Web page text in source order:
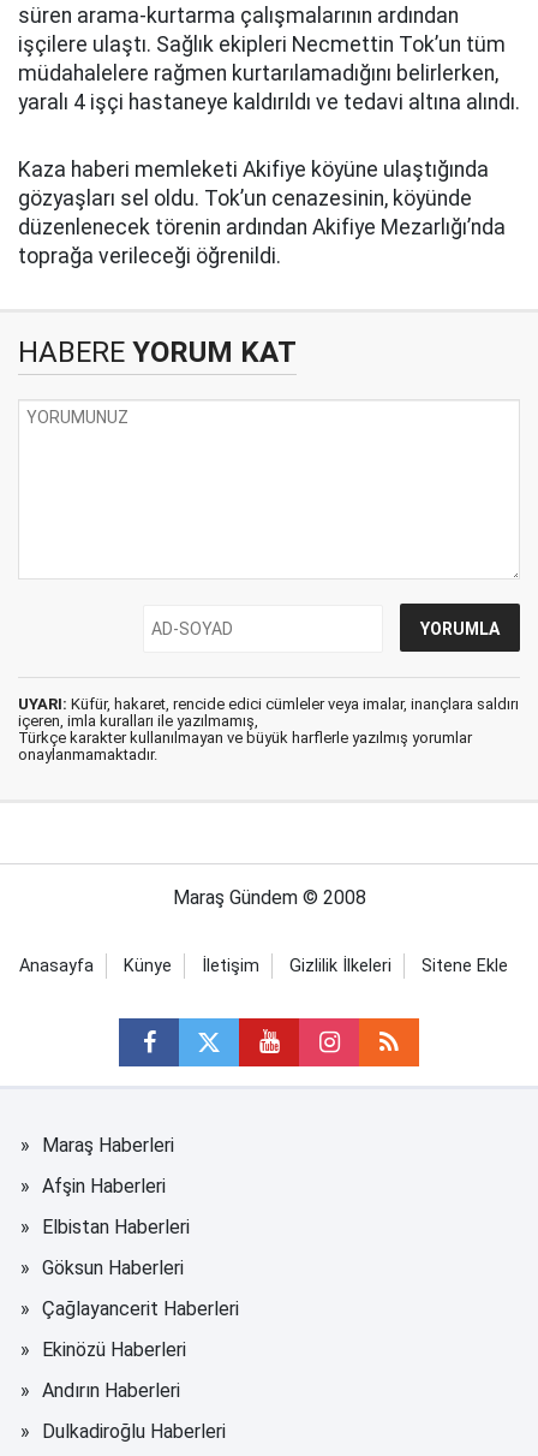
süren arama-kurtarma çalışmalarının ardından
işçilere ulaştı. Sağlık ekipleri Necmettin Tok’un tüm
müdahalelere rağmen kurtarılamadığını belirlerken,
yaralı 4 işçi hastaneye kaldırıldı ve tedavi altına alındı.
Kaza haberi memleketi Akifiye köyüne ulaştığında
gözyaşları sel oldu. Tok’un cenazesinin, köyünde
düzenlenecek törenin ardından Akifiye Mezarlığı’nda
toprağa verileceği öğrenildi.
HABERE YORUM KAT
UYARI: Küfür, hakaret, rencide edici cümleler veya imalar, inançlara saldırı
içeren, imla kuralları ile yazılmamış,
Türkçe karakter kullanılmayan ve büyük harflerle yazılmış yorumlar
onaylanmamaktadır.
Maraş Gündem © 2008
Anasayfa Künye İletişim Gizlilik İlkeleri Sitene Ekle
Maraş Haberleri
Afşin Haberleri
Elbistan Haberleri
Göksun Haberleri
Çağlayancerit Haberleri
Ekinözü Haberleri
Andırın Haberleri
Dulkadiroğlu Haberleri